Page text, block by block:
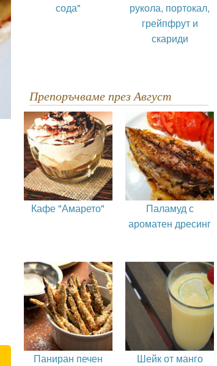
сода"
рукола, портокал,
грейпфрут и
скариди
Препоръчваме през Август
Кафе "Амарето"
Паламуд с
ароматен дресинг
Паниран печен
Шейк от манго